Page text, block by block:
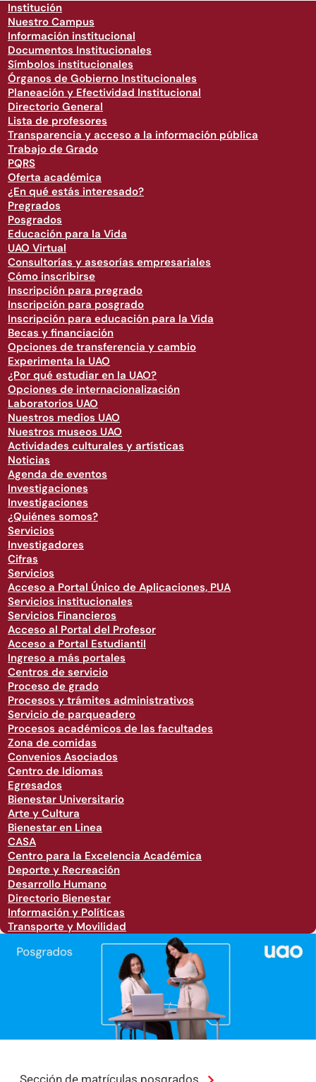
Institución
Nuestro Campus
Información institucional
Documentos Institucionales
Símbolos institucionales
Órganos de Gobierno Institucionales
Planeación y Efectividad Institucional
Directorio General
Lista de profesores
Transparencia y acceso a la información pública
Trabajo de Grado
PQRS
Oferta académica
¿En qué estás interesado?
Pregrados
Posgrados
Educación para la Vida
UAO Virtual
Consultorías y asesorías empresariales
Cómo inscribirse
Inscripción para pregrado
Inscripción para posgrado
Inscripción para educación para la Vida
Becas y financiación
Opciones de transferencia y cambio
Experimenta la UAO
¿Por qué estudiar en la UAO?
Opciones de internacionalización
Laboratorios UAO
Nuestros medios UAO
Nuestros museos UAO
Actividades culturales y artísticas
Noticias
Agenda de eventos
Investigaciones
Investigaciones
¿Quiénes somos?
Servicios
Investigadores
Cifras
Servicios
Acceso a Portal Único de Aplicaciones, PUA
Servicios institucionales
Servicios Financieros
Acceso al Portal del Profesor
Acceso a Portal Estudiantil
Ingreso a más portales
Centros de servicio
Proceso de grado
Procesos y trámites administrativos
Servicio de parqueadero
Procesos académicos de las facultades
Zona de comidas
Convenios Asociados
Centro de Idiomas
Egresados
Bienestar Universitario
Arte y Cultura
Bienestar en Linea
CASA
Centro para la Excelencia Académica
Deporte y Recreación
Desarrollo Humano
Directorio Bienestar
Información y Políticas
Transporte y Movilidad
Sección de matrículas posgrados